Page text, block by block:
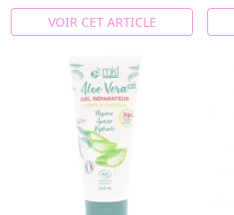
VOIR CET ARTICLE